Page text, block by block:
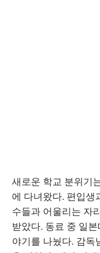
새로운 학교 분위기
에 다녀왔다. 편입생
수들과 어울리는 자
받았다. 동료 중 일
야기를 나눴다. 감독